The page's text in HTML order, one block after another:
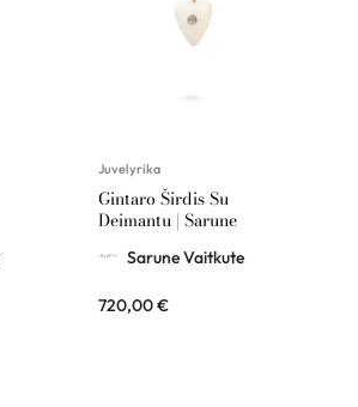
Juvelyrika
Gintaro Širdis Su
Deimantu | Sarune
Sarune Vaitkute
720,00€